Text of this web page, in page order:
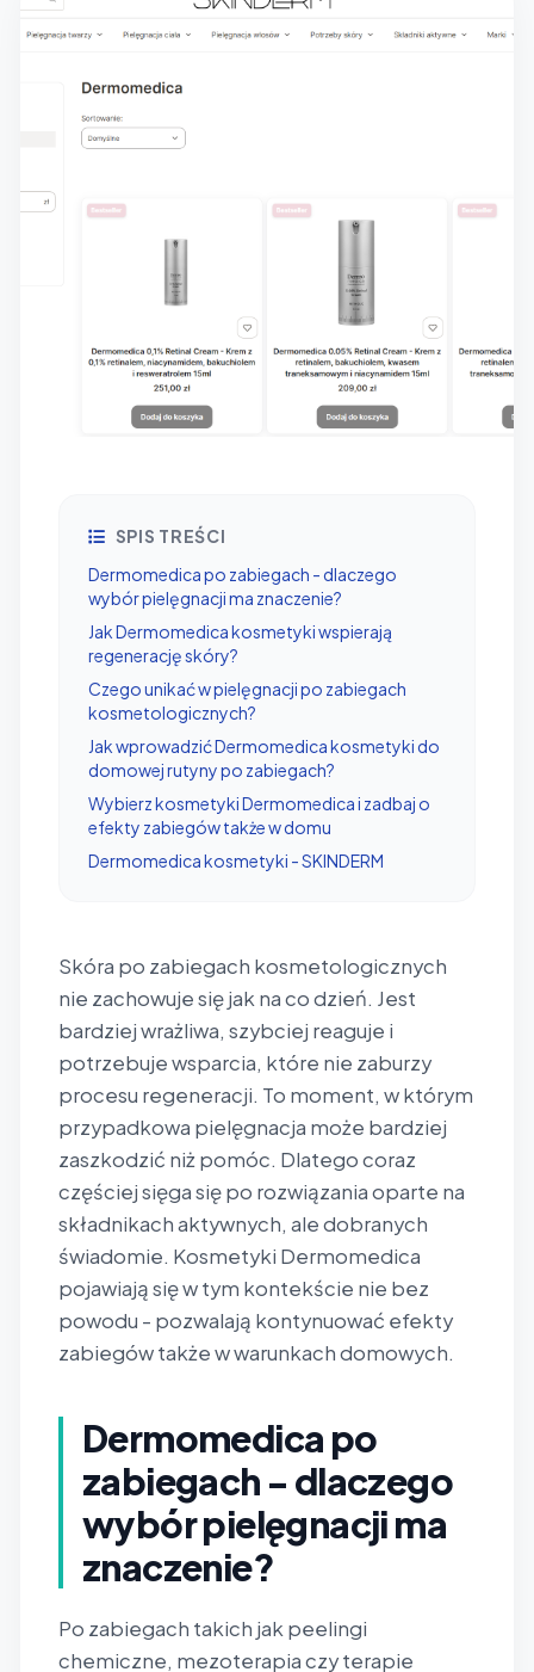
SPIS TREŚCI
Dermomedica po zabiegach - dlaczego
wybór pielęgnacji ma znaczenie?
Jak Dermomedica kosmetyki wspierają
regenerację skóry?
Czego unikać w pielęgnacji po zabiegach
kosmetologicznych?
Jak wprowadzić Dermomedica kosmetyki do
domowej rutyny po zabiegach?
Wybierz kosmetyki Dermomedica i zadbaj o
efekty zabiegów także w domu
Dermomedica kosmetyki - SKINDERM
Skóra po zabiegach kosmetologicznych
nie zachowuje się jak na co dzień. Jest
bardziej wrażliwa, szybciej reaguje i
potrzebuje wsparcia, które nie zaburzy
procesu regeneracji. To moment, w którym
przypadkowa pielęgnacja może bardziej
zaszkodzić niż pomóc. Dlatego coraz
częściej sięga się po rozwiązania oparte na
składnikach aktywnych, ale dobranych
świadomie. Kosmetyki Dermomedica
pojawiają się w tym kontekście nie bez
powodu - pozwalają kontynuować efekty
zabiegów także w warunkach domowych.
Dermomedica po
zabiegach - dlaczego
wybór pielęgnacji ma
znaczenie?
Po zabiegach takich jak peelingi
chemiczne, mezoterapia czy terapie